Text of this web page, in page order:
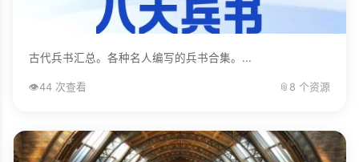
古代兵书汇总。各种名人编写的兵书合集。...
👁️44 次查看 📎 8 个资源